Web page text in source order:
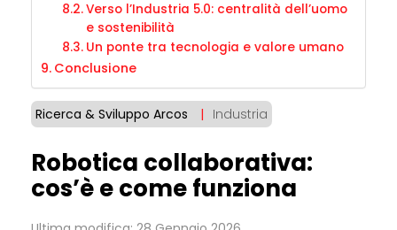
Verso l’Industria 5.0: centralità dell’uomo
e sostenibilità
Un ponte tra tecnologia e valore umano
Conclusione
Ricerca & Sviluppo Arcos | Industria
Robotica collaborativa:
cos’è e come funziona